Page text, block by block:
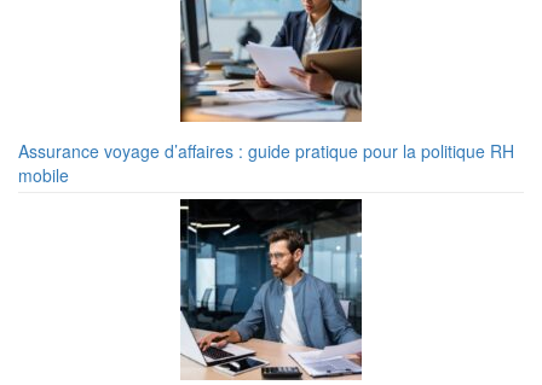
Assurance voyage d’affaires : guide pratique pour la politique RH
mobile